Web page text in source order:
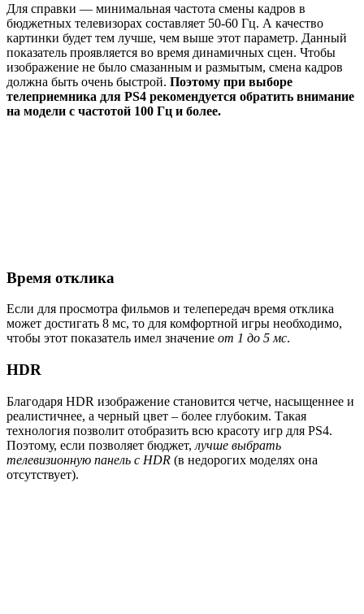
Для справки — минимальная частота смены кадров в
бюджетных телевизорах составляет 50-60 Гц. А качество
картинки будет тем лучше, чем выше этот параметр. Данный
показатель проявляется во время динамичных сцен. Чтобы
изображение не было смазанным и размытым, смена кадров
должна быть очень быстрой. Поэтому при выборе
телеприемника для PS4 рекомендуется обратить внимание
на модели с частотой 100 Гц и более.
Время отклика
Если для просмотра фильмов и телепередач время отклика
может достигать 8 мс, то для комфортной игры необходимо,
чтобы этот показатель имел значение от 1 до 5 мс.
HDR
Благодаря HDR изображение становится четче, насыщеннее и
реалистичнее, а черный цвет – более глубоким. Такая
технология позволит отобразить всю красоту игр для PS4.
Поэтому, если позволяет бюджет, лучше выбрать
телевизионную панель с HDR (в недорогих моделях она
отсутствует).